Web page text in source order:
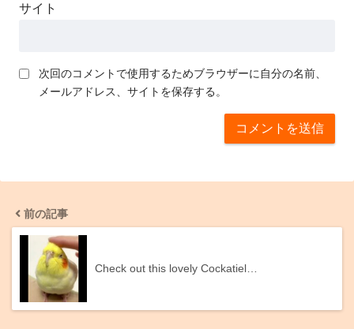
サイト
次回のコメントで使用するためブラウザーに自分の名前、
メールアドレス、サイトを保存する。
前の記事
Check out this lovely Cockatiel…